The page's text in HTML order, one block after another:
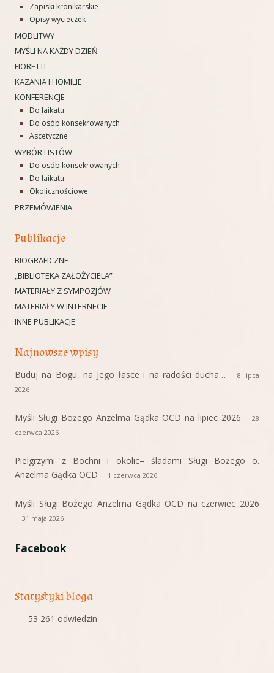
Zapiski kronikarskie
Opisy wycieczek
MODLITWY
MYŚLI NA KAŻDY DZIEŃ
FIORETTI
KAZANIA I HOMILIE
KONFERENCJE
Do laikatu
Do osób konsekrowanych
Ascetyczne
WYBÓR LISTÓW
Do osób konsekrowanych
Do laikatu
Okolicznościowe
PRZEMÓWIENIA
Publikacje
BIOGRAFICZNE
„BIBLIOTEKA ZAŁOŻYCIELA”
MATERIAŁY Z SYMPOZJÓW
MATERIAŁY W INTERNECIE
INNE PUBLIKACJE
Najnowsze wpisy
Buduj na Bogu, na Jego łasce i na radości ducha…
8 lipca
2026
Myśli Sługi Bożego Anzelma Gądka OCD na lipiec 2026
28
czerwca 2026
Pielgrzymi z Bochni i okolic– śladami Sługi Bożego o.
Anzelma Gądka OCD
1 czerwca 2026
Myśli Sługi Bożego Anzelma Gądka OCD na czerwiec 2026
31 maja 2026
Facebook
Statystyki bloga
53 261 odwiedzin